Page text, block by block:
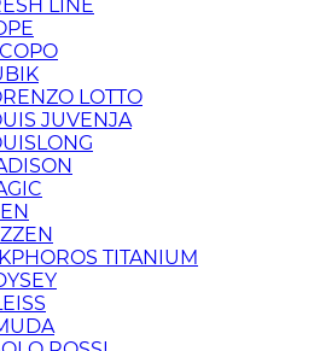
LINE
LOTTO
JUVENJA
TITANIUM